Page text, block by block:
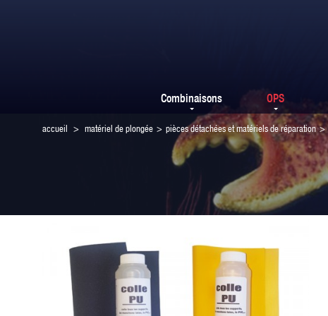
Combinaisons OPS
accueil > matériel de plongée > pièces détachées et matériels de réparation >